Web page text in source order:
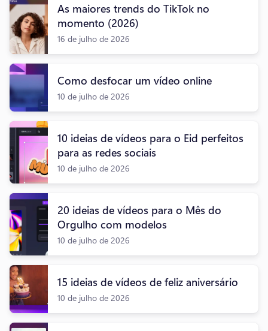
As maiores trends do TikTok no
momento (2026)
16 de julho de 2026
Como desfocar um vídeo online
10 de julho de 2026
10 ideias de vídeos para o Eid perfeitos
para as redes sociais
10 de julho de 2026
20 ideias de vídeos para o Mês do
Orgulho com modelos
10 de julho de 2026
15 ideias de vídeos de feliz aniversário
10 de julho de 2026